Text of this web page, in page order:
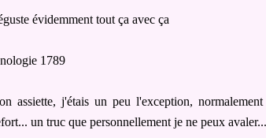
évidemment tout ça avec ça
assiette, j'étais un peu l'exception,
un truc que personnellement je ne peux avaler...